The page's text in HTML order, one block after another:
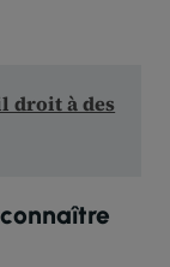
droit à des